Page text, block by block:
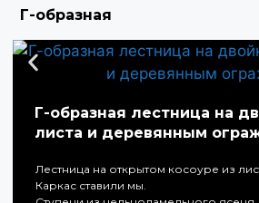
Г-образная
Г-образная лестница на
листа и деревянным
Лестница на открытом косоуре из
Каркас ставили мы.